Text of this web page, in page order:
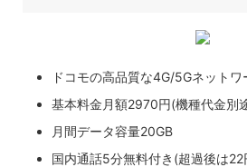
ドコモの高品質な4G/5Gネットワ
基本料金月額2970円(機種代金別
月間データ容量20GB
国内通話5分無料付き(超過後は